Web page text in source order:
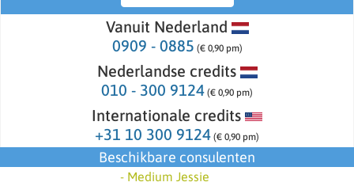
Vanuit Nederland
0909 - 0885 (€ 0,90 pm)
Nederlandse credits
010 - 300 9124 (€ 0,90 pm)
Internationale credits
+31 10 300 9124 (€ 0,90 pm)
Beschikbare consulenten
- Medium Jessie